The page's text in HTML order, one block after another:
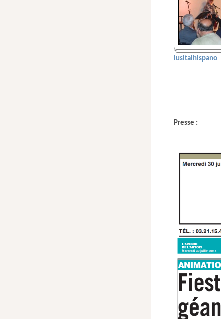
lusitalhispano
Presse :